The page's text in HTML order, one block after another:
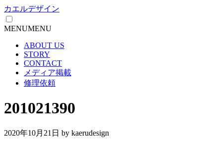
カエルデザイン
MENUMENU
ABOUT US
STORY
CONTACT
メディア掲載
修理依頼
201021390
2020年10月21日 by kaerudesign